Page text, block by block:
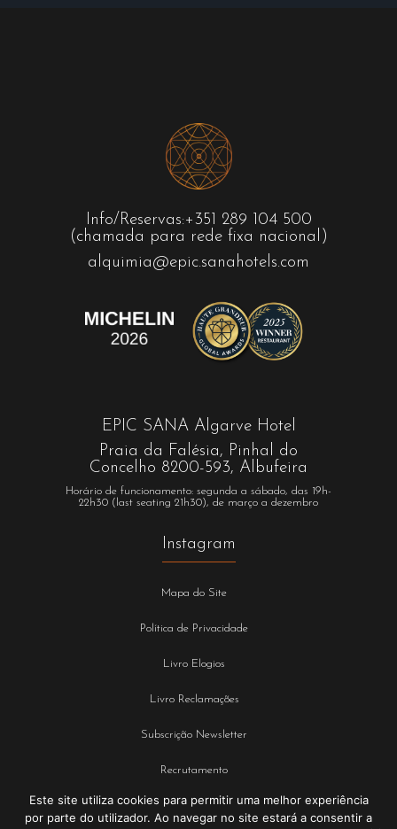
Info/Reservas:+351 289 104 500
(chamada para rede fixa nacional)
alquimia@epic.sanahotels.com
EPIC SANA Algarve Hotel
Praia da Falésia, Pinhal do
Concelho 8200-593, Albufeira
Horário de funcionamento: segunda a sábado, das 19h-
22h30 (last seating 21h30), de março a dezembro
Instagram
Mapa do Site
Política de Privacidade
Livro Elogios
Livro Reclamações
Subscrição Newsletter
Recrutamento
Termos e Condições
Este site utiliza cookies para permitir uma melhor experiência
por parte do utilizador. Ao navegar no site estará a consentir a